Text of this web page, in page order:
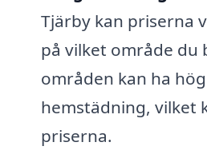
Tjärby kan priserna
på vilket område du
områden kan ha
hemstädning, vilket
priserna.